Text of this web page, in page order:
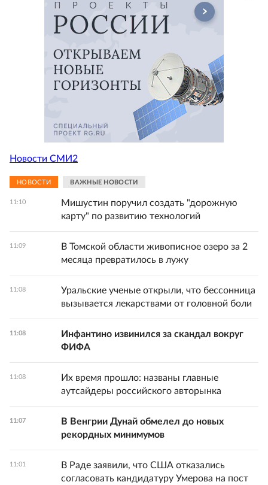
Новости СМИ2
НОВОСТИ ВАЖНЫЕ НОВОСТИ
11:10
Мишустин поручил создать "дорожную
карту" по развитию технологий
11:09
В Томской области живописное озеро за 2
месяца превратилось в лужу
11:08
Уральские ученые открыли, что бессонница
вызывается лекарствами от головной боли
11:08
Инфантино извинился за скандал вокруг
ФИФА
11:08
Их время прошло: названы главные
аутсайдеры российского авторынка
11:07
В Венгрии Дунай обмелел до новых
рекордных минимумов
11:01
В Раде заявили, что США отказались
согласовать кандидатуру Умерова на пост